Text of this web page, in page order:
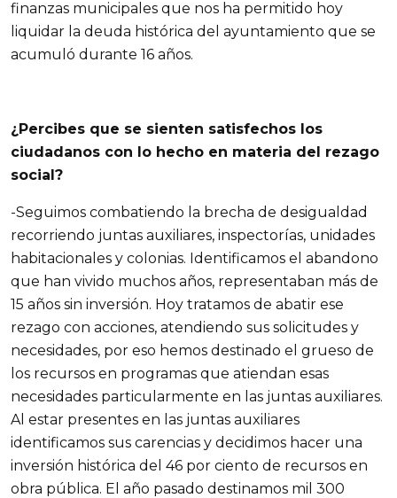
finanzas municipales que nos ha permitido hoy
liquidar la deuda histórica del ayuntamiento que se
acumuló durante 16 años.
¿Percibes que se sienten satisfechos los
ciudadanos con lo hecho en materia del rezago
social?
-Seguimos combatiendo la brecha de desigualdad
recorriendo juntas auxiliares, inspectorías, unidades
habitacionales y colonias. Identificamos el abandono
que han vivido muchos años, representaban más de
15 años sin inversión. Hoy tratamos de abatir ese
rezago con acciones, atendiendo sus solicitudes y
necesidades, por eso hemos destinado el grueso de
los recursos en programas que atiendan esas
necesidades particularmente en las juntas auxiliares.
Al estar presentes en las juntas auxiliares
identificamos sus carencias y decidimos hacer una
inversión histórica del 46 por ciento de recursos en
obra pública. El año pasado destinamos mil 300